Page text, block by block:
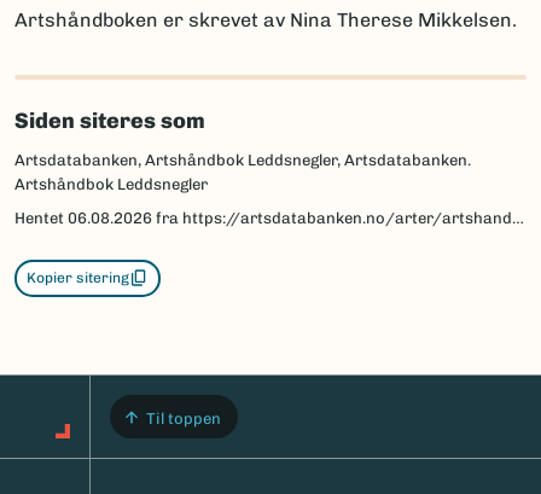
Artshåndboken er skrevet av Nina Therese Mikkelsen.
Siden siteres som
Artsdatabanken, Artshåndbok Leddsnegler, Artsdatabanken.
Artshåndbok Leddsnegler
Hentet 06.08.2026 fra https://artsdatabanken.no/arter/artshandbok-leddsnegler
Kopier sitering
Til toppen